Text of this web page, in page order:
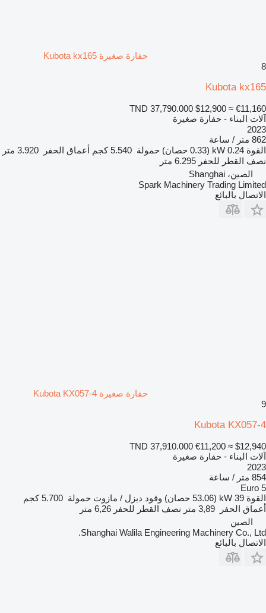
حفارة صغيرة Kubota kx165
8
Kubota kx165
TND 37,790.000 $12,900 ≈ €11,160
آلات البناء - حفارة صغيرة
2023
862 متر / ساعة
القوة 0.24 kW (0.33 حصان) حمولة 5.540 كجم أعماق الحفر
3.920 متر
نصف القطر للحفر 6.295 متر
الصين، Shanghai
Spark Machinery Trading Limited
الاتصال بالبائع
حفارة صغيرة Kubota KX057-4
9
Kubota KX057-4
TND 37,910.000 €11,200 ≈ $12,940
آلات البناء - حفارة صغيرة
2023
854 متر / ساعة
Euro 5
القوة 39 kW (53.06 حصان) وقود ديزل / مازوت حمولة 5.700 كجم
أعماق الحفر
3,89 متر نصف القطر للحفر 6,26 متر
الصين
Shanghai Walila Engineering Machinery Co., Ltd.
الاتصال بالبائع